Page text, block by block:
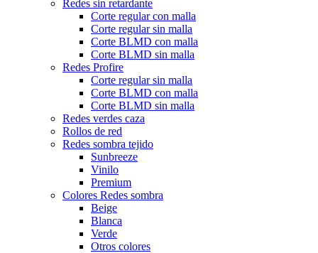
Redes sin retardante
Corte regular con malla
Corte regular sin malla
Corte BLMD con malla
Corte BLMD sin malla
Redes Profire
Corte regular sin malla
Corte BLMD con malla
Corte BLMD sin malla
Redes verdes caza
Rollos de red
Redes sombra tejido
Sunbreeze
Vinilo
Premium
Colores Redes sombra
Beige
Blanca
Verde
Otros colores